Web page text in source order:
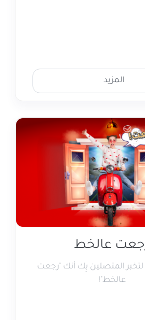
المزيد
عالخط
المتصلين بِك أنك "رجعت
عالخط"!